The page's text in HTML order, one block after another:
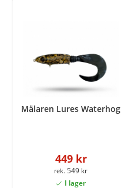
Mälaren Lures Waterhog
449 kr
549 kr